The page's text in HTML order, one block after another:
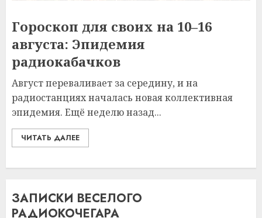
Гороскоп для своих на 10–16
августа: Эпидемия
радиокабачков
Август переваливает за середину, и на
радиостанциях началась новая коллективная
эпидемия. Ещё неделю назад...
ЧИТАТЬ ДАЛЕЕ
ЗАПИСКИ ВЕСЕЛОГО
РАДИОКОЧЕГАРА